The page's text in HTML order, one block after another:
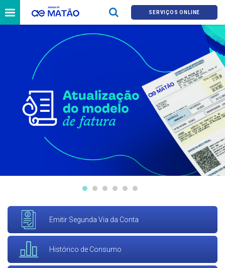
SERVIÇOS ONLINE
Emitir Segunda Via da Conta
Histórico de Consumo